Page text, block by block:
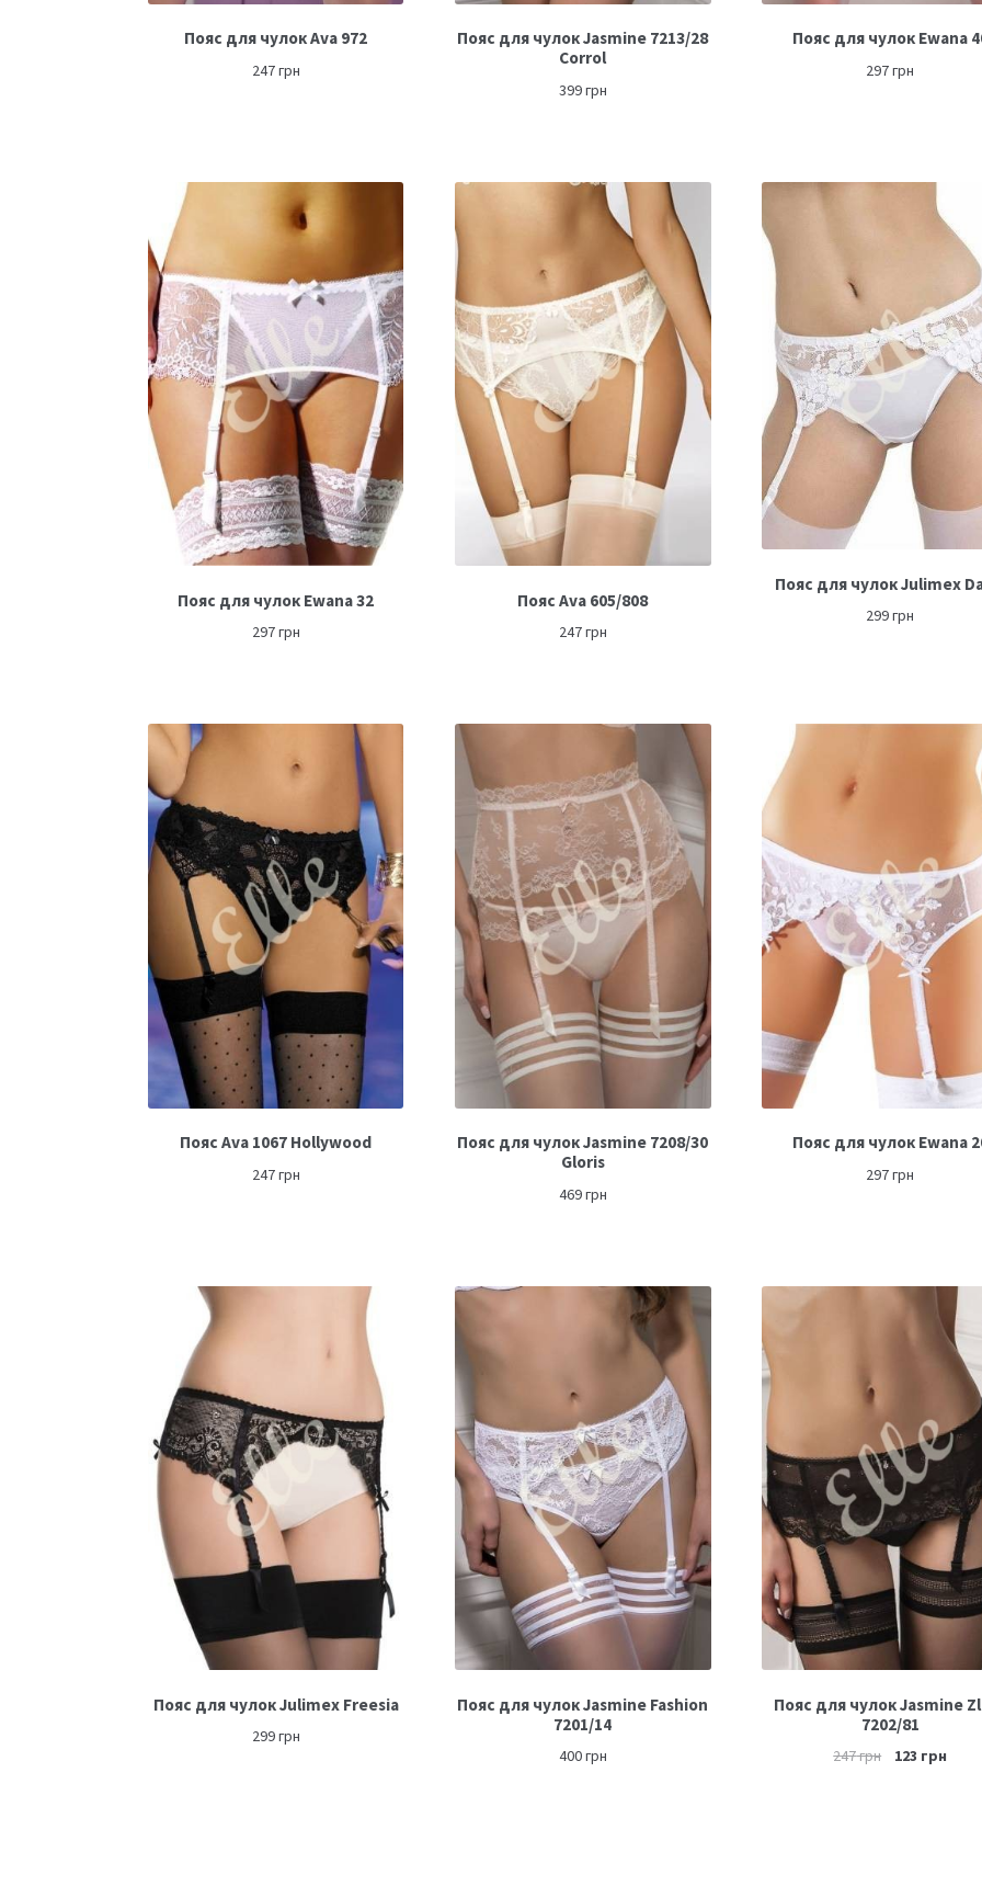
Пояс для чулок Ava 972
247грн
Пояс для чулок Jasmine 7213/28
Corrol
399грн
Пояс для чулок Ewana
297грн
Пояс для чулок Ewana 32
297грн
Пояс Ava 605/808
247грн
Пояс для чулок Julimex
299грн
Пояс Ava 1067 Hollywood
247грн
Пояс для чулок Jasmine 7208/30
Gloris
469грн
Пояс для чулок Ewana
297грн
Пояс для чулок Julimex Freesia
299грн
Пояс для чулок Jasmine Fashion
7201/14
400грн
Пояс для чулок Jasmine
7202/81
247грн 123 грн